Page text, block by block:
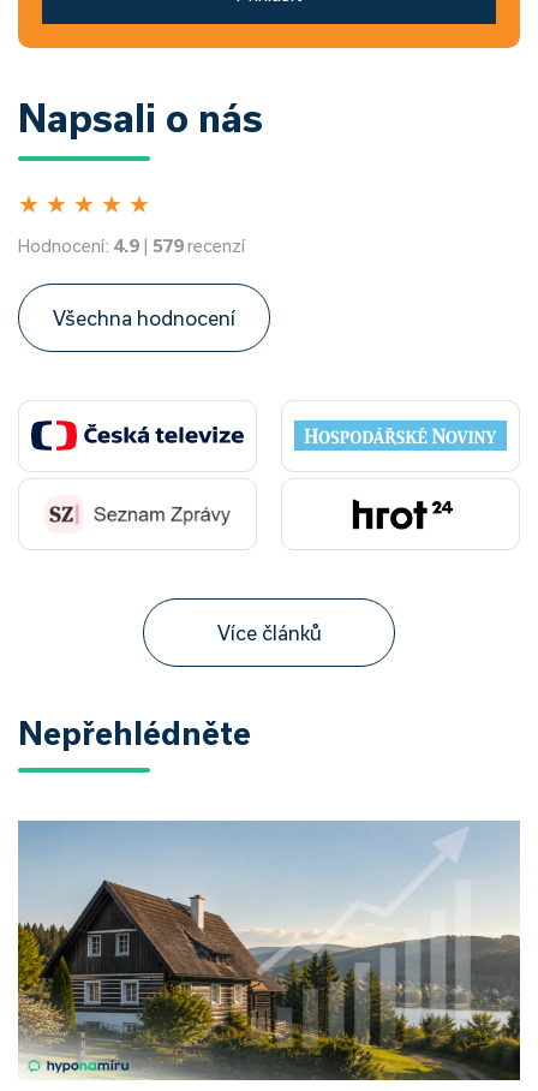
Napsali o nás
★ ★ ★ ★ ★
Hodnocení: 4.9 | 579recenzí
Všechna hodnocení
Více článků
Nepřehlédněte